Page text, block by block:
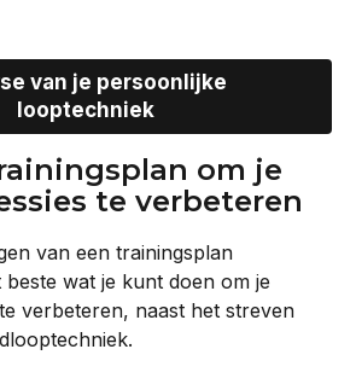
van je persoonlijke
looptechniek
om je
te verbeteren
van een trainingsplan
beste wat je kunt doen om je
verbeteren, naast het streven